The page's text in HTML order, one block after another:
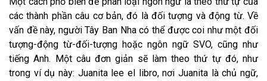
các thành phần câu cơ bản, đó là đối tượng và động từ. Về
vấn đề này, người Tây Ban Nha có thể được coi như một đối
tượng-động từ-đối-tượng hoặc ngôn ngữ SVO, cũng như
tiếng Anh. Một câu đơn giản sẽ làm theo thứ tự đó, như
trong ví dụ này: Juanita lee el libro, nơi Juanita là chủ ngữ,